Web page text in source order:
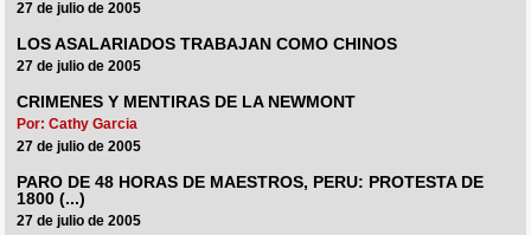
27 de julio de 2005
LOS ASALARIADOS TRABAJAN COMO CHINOS
27 de julio de 2005
CRIMENES Y MENTIRAS DE LA NEWMONT
Por: Cathy Garcia
27 de julio de 2005
PARO DE 48 HORAS DE MAESTROS, PERU: PROTESTA DE
1800 (...)
27 de julio de 2005